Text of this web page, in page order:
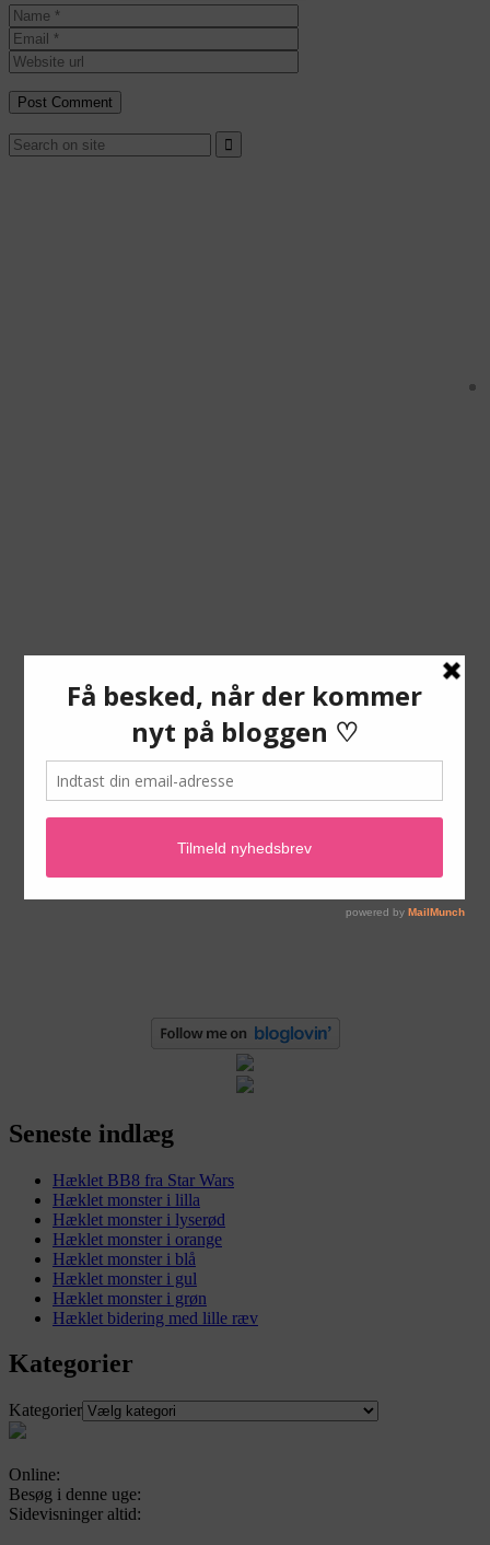
Seneste indlæg
Hæklet BB8 fra Star Wars
Hæklet monster i lilla
Hæklet monster i lyserød
Hæklet monster i orange
Hæklet monster i blå
Hæklet monster i gul
Hæklet monster i grøn
Hæklet bidering med lille ræv
Kategorier
Kategorier
Online:
Besøg i denne uge:
Sidevisninger altid: